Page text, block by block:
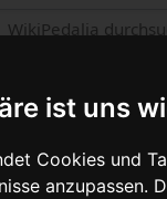
ist uns
Cookies und
anzupassen.
Quelltext
Seite